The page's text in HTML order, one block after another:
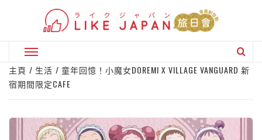
Primary
Menu
主頁 生活
童年回憶！小魔女DOREMI X VILLAGE VANGUARD 新
宿期間限定CAFE